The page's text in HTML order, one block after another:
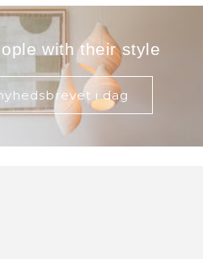
with their style
i dag